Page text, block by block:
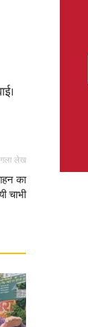
लेख
का
चाभी